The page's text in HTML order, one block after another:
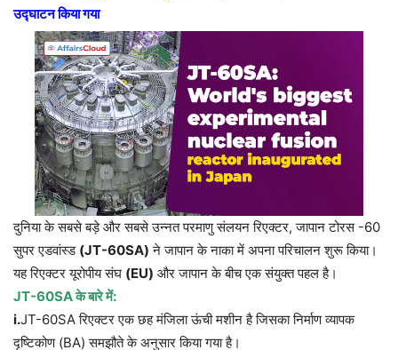
उद्घाटन किया गया
दुनिया के सबसे बड़े और सबसे उन्नत परमाणु संलयन रिएक्टर, जापान टोरस -60
सुपर एडवांस्ड (JT-60SA) ने जापान के नाका में अपना परिचालन शुरू किया।
यह रिएक्टर यूरोपीय संघ (EU) और जापान के बीच एक संयुक्त पहल है।
JT-60SAके बारे में:
i.JT-60SA रिएक्टर एक छह मंजिला ऊंची मशीन है जिसका निर्माण व्यापक
दृष्टिकोण (BA) समझौते के अनुसार किया गया है।